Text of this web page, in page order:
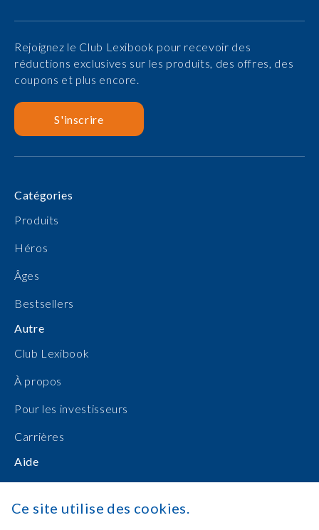
Rejoignez le Club Lexibook pour recevoir des
réductions exclusives sur les produits, des offres, des
coupons et plus encore.
S'inscrire
Catégories
Produits
Héros
Âges
Bestsellers
Autre
Club Lexibook
À propos
Pour les investisseurs
Carrières
Aide
Manuels d'utilisation
Achats en ligne
Ce site utilise des cookies.